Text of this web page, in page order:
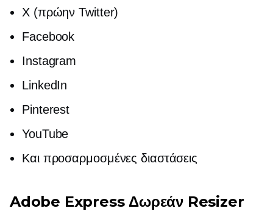
X (πρώην Twitter)
Facebook
Instagram
LinkedIn
Pinterest
YouTube
Και προσαρμοσμένες διαστάσεις
Adobe Express Δωρεάν Resizer